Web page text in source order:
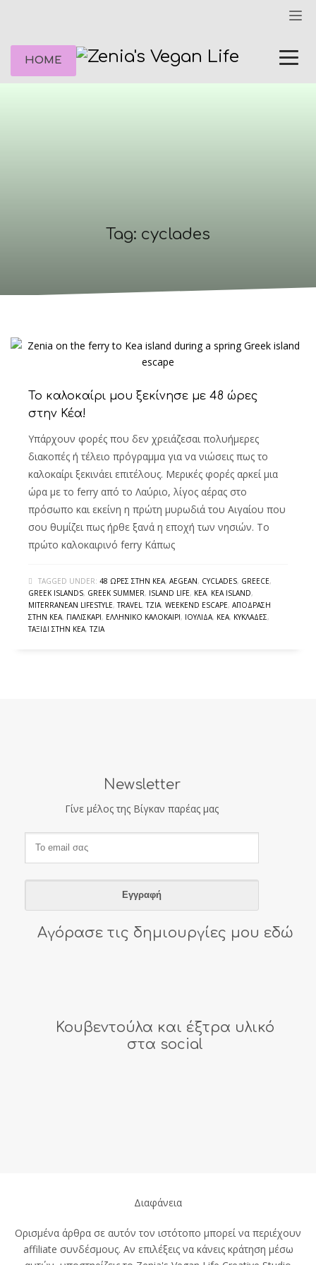
HOME
Tag: cyclades
Το καλοκαίρι μου ξεκίνησε με 48 ώρες
στην Κέα!
Υπάρχουν φορές που δεν χρειάζεσαι πολυήμερες
διακοπές ή τέλειο πρόγραμμα για να νιώσεις πως το
καλοκαίρι ξεκινάει επιτέλους. Μερικές φορές αρκεί μια
ώρα με το ferry από το Λαύριο, λίγος αέρας στο
πρόσωπο και εκείνη η πρώτη μυρωδιά του Αιγαίου που
σου θυμίζει πως ήρθε ξανά η εποχή των νησιών. Το
πρώτο καλοκαιρινό ferry Κάπως
TAGGED UNDER: 48 ΏΡΕΣ ΣΤΗΝ ΚΈΑ, AEGEAN, CYCLADES, GREECE,
GREEK ISLANDS, GREEK SUMMER, ISLAND LIFE, KEA, KEA ISLAND,
MITERRANEAN LIFESTYLE,TRAVEL,TZIA, WEEKEND ESCAPE, ΑΠΌΔΡΑΣΗ
ΣΤΗΝ ΚΈΑ, ΓΙΑΛΙΣΚΆΡΙ, ΕΛΛΗΝΙΚΌ ΚΑΛΟΚΑΊΡΙ, ΙΟΥΛΊΔΑ, ΚΈΑ, ΚΥΚΛΆΔΕΣ,
ΤΑΞΊΔΙ ΣΤΗΝ ΚΈΑ,ΤΖΙΆ
Newsletter
Γίνε μέλος της Βίγκαν παρέας μας
Αγόρασε τις δημιουργίες μου εδώ
Κουβεντούλα και έξτρα υλικό
στα social
Διαφάνεια
Ορισμένα άρθρα σε αυτόν τον ιστότοπο μπορεί να περιέχουν
affiliate συνδέσμους. Αν επιλέξεις να κάνεις κράτηση μέσω